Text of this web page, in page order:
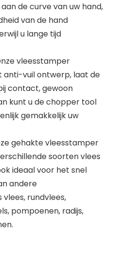
de curve van uw hand,
van de hand
u lange tijd
vleesstamper
vuil ontwerp, laat de
contact, gewoon
kunt u de chopper tool
gemakkelijk uw
gehakte vleesstamper
soorten vlees
ideaal voor het snel
andere
rundvlees,
pompoenen, radijs,